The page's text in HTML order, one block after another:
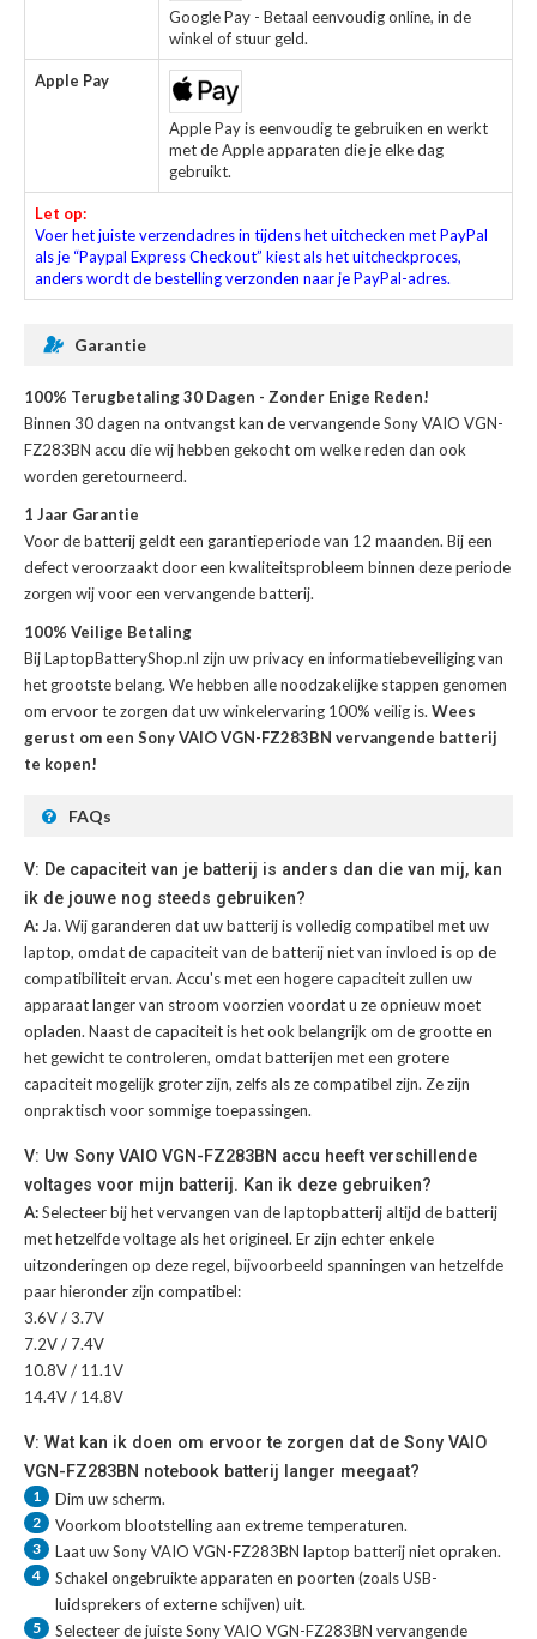
Google Pay - Betaal eenvoudig online, in de
winkel of stuur geld.
Apple Pay
Apple Pay is eenvoudig te gebruiken en werkt
met de Apple apparaten die je elke dag
gebruikt.
Let op:
Voer het juiste verzendadres in tijdens het uitchecken met PayPal
als je “Paypal Express Checkout” kiest als het uitcheckproces,
anders wordt de bestelling verzonden naar je PayPal-adres.
Garantie
100% Terugbetaling 30 Dagen - Zonder Enige Reden!
Binnen 30 dagen na ontvangst kan devervangende Sony VAIO VGN-
FZ283BN accu die wij hebben gekocht om welke reden dan ook
worden geretourneerd.
1 Jaar Garantie
Voor debatterij geldt een garantieperiode van 12 maanden. Bij een
defect veroorzaakt door een kwaliteitsprobleem binnen deze periode
zorgen wij voor een vervangende batterij.
100% Veilige Betaling
Bij LaptopBatteryShop.nl zijn uw privacy en informatiebeveiliging van
het grootste belang. We hebben alle noodzakelijke stappen genomen
om ervoor te zorgen dat uw winkelervaring 100% veilig is. Wees
gerust om een Sony VAIO VGN-FZ283BN vervangende batterij
te kopen!
FAQs
V: De capaciteit van je batterij is anders dan die van mij, kan
ik de jouwe nog steeds gebruiken?
A: Ja. Wij garanderen dat uw batterij is volledig compatibel met uw
laptop, omdat de capaciteit van de batterij niet van invloed is op de
compatibiliteit ervan. Accu's met een hogere capaciteit zullen uw
apparaat langer van stroom voorzien voordat u ze opnieuw moet
opladen. Naast de capaciteit is het ook belangrijk om de grootte en
het gewicht te controleren, omdat batterijen met een grotere
capaciteit mogelijk groter zijn, zelfs als ze compatibel zijn. Ze zijn
onpraktisch voor sommige toepassingen.
V: Uw Sony VAIO VGN-FZ283BN accu heeft verschillende
voltages voor mijn batterij. Kan ik deze gebruiken?
A:Selecteer bij het vervangen van de laptopbatterij altijd de batterij
met hetzelfde voltage als het origineel. Er zijn echter enkele
uitzonderingen op deze regel, bijvoorbeeld spanningen van hetzelfde
paar hieronder zijn compatibel:
3.6V / 3.7V
7.2V / 7.4V
10.8V / 11.1V
14.4V / 14.8V
V: Wat kan ik doen om ervoor te zorgen dat de Sony VAIO
VGN-FZ283BN notebook batterij langer meegaat?
1 Dim uw scherm.
2 Voorkom blootstelling aan extreme temperaturen.
3 Laat uwSony VAIO VGN-FZ283BN laptop batterijniet opraken.
4
Schakel ongebruikte apparaten en poorten (zoals USB-
luidsprekers of externe schijven) uit.
5 Selecteer de juisteSony VAIO VGN-FZ283BN vervangende